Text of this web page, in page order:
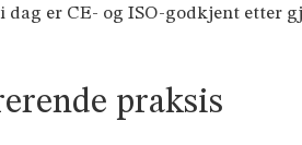
dag er CE- og ISO-godkjent etter
praksis